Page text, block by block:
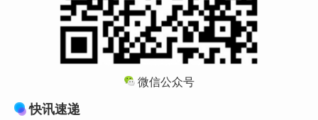
微信公众号
快讯速递